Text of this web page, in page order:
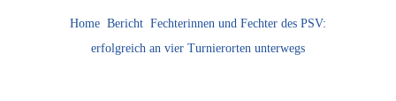
Home Bericht Fechterinnen und Fechter des PSV:
erfolgreich an vier Turnierorten unterwegs